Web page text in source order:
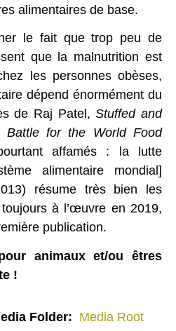
alimentaires de base.
le fait que trop peu de
que la malnutrition est
les personnes obèses,
dépend énormément du
de Raj Patel,Stuffed and
Battle for the World Food
affamés : la lutte
alimentaire mondial]
résume très bien les
à l’œuvre en 2019,
publication.
animaux et/ou êtres
!
Folder: Media Root